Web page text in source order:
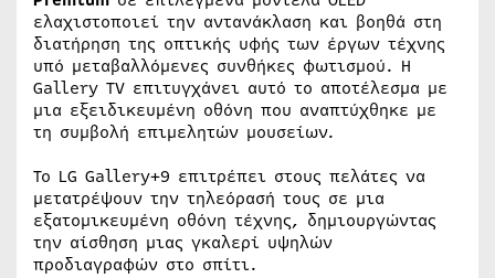
ελαχιστοποιεί την αντανάκλαση και βοηθά στη
διατήρηση της οπτικής υφής των έργων τέχνης
υπό μεταβαλλόμενες συνθήκες φωτισμού. Η
Gallery TV επιτυγχάνει αυτό το αποτέλεσμα με
μια εξειδικευμένη οθόνη που αναπτύχθηκε με
τη συμβολή επιμελητών μουσείων.
Το LG Gallery+9 επιτρέπει στους πελάτες να
μετατρέψουν την τηλεόρασή τους σε μια
εξατομικευμένη οθόνη τέχνης, δημιουργώντας
την αίσθηση μιας γκαλερί υψηλών
προδιαγραφών στο σπίτι.